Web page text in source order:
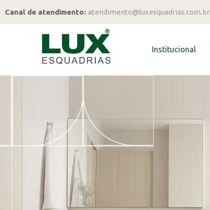
Canal de atendimento: atendimento@luxesquadrias.com.br
Institucional